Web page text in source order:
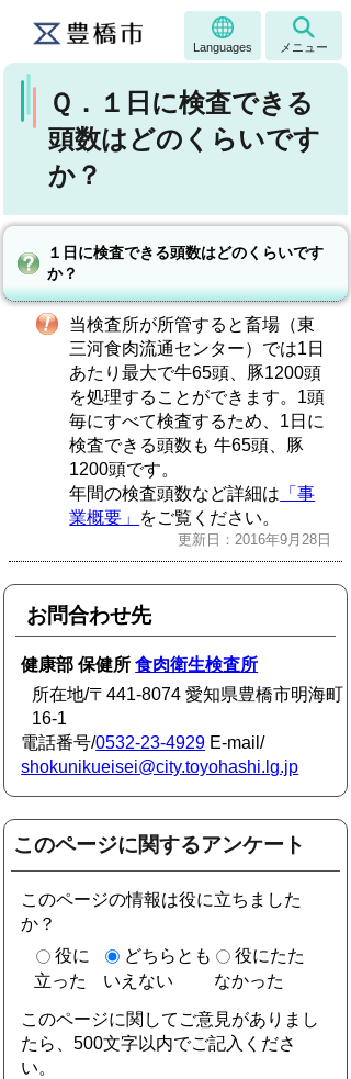
Languages メニュー
Ｑ．１日に検査できる
頭数はどのくらいです
か？
１日に検査できる頭数はどのくらいです
か？
当検査所が所管すると畜場（東
三河食肉流通センター）では1日
あたり最大で牛65頭、豚1200頭
を処理することができます。1頭
毎にすべて検査するため、1日に
検査できる頭数も 牛65頭、豚
1200頭です。
年間の検査頭数など詳細は 「事
業概要」
をご覧ください。
更新日：2016年9月28日
お問合わせ先
健康部 保健所食肉衛生検査所
所在地/〒441-8074 愛知県豊橋市明海町
16-1
電話番号/0532-23-4929 E-mail/
shokunikueisei@city.toyohashi.lg.jp
このページに関するアンケート
このページの情報は役に立ちました
か？
役に
立った
どちらとも
いえない
役にたた
なかった
このページに関してご意見がありまし
たら、500文字以内でご記入くださ
い。